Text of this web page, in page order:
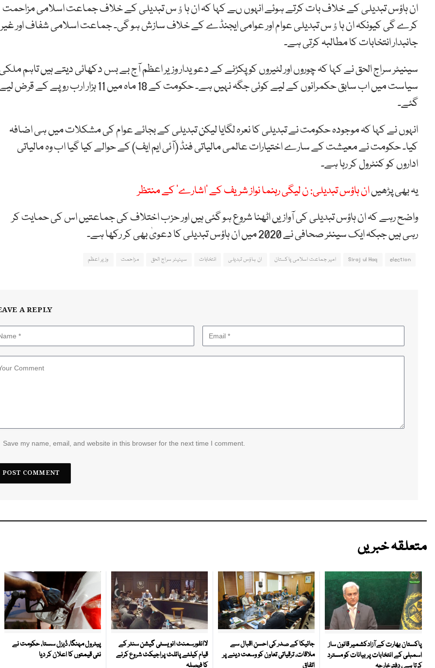
ان ہاؤس تبدیلی کے خلاف بات کرتے ہوئے انہوں ںے کہا کہ ان ہاﺅس تبدیلی کے خلاف جماعت اسلامی مزاحمت
کرے گی کیونکہ ان ہاﺅس تبدیلی عوام اور عوامی ایجنڈے کے خلاف سازش ہو گی۔ جماعت اسلامی شفاف اور غیر
جانبدار انتخابات کا مطالبہ کرتی ہے۔
سینیٹر سراج الحق نے کہا کہ چوروں اور لٹیروں کو پکڑنے کے دعویدار وزیر اعظم آج بے بس دکھائی دیتے ہیں تاہم
سیاست میں اب سابق حکمرانوں کے لیے کوئی جگہ نہیں ہے۔ حکومت کے 18 ماہ میں 11 ہزار ارب روپے کے قرض
گئے۔
انہوں نے کہا کہ موجودہ حکومت نے تبدیلی کا نعرہ لگایا لیکن تبدیلی کے بجائے عوام کی مشکلات میں ہی اضافہ
کیا۔ حکومت نے معیشت کے سارے اختیارات عالمی مالیاتی فنڈ (آئی ایم ایف) کے حوالے کیا گیا اب وہ مالیاتی
اداروں کو کنٹرول کر رہا ہے۔
یہ بھی پڑھیںان ہاؤس تبدیلی: ن لیگی رہنما نواز شریف کے ’اشارے‘ کے منتظر
واضح رہے کہ ان ہاؤس تبدیلی کی آوازیں اٹھنا شروع ہو گئی ہیں اور حزب اختلاف کی جماعتیں اس کی حمایت کر
رہی ہیں جبکہ ایک سینئر صحافی نے 2020 میں ان ہاؤس تبدیلی کا دعویٰ بھی کر رکھا ہے۔
election
Siraj ul Haq امیر جماعت اسلامی پاکستان ان ہاؤس تبدیلی انتخابات سینیٹر سراج الحق مزاحمت وزیر اعظم
A REPLY
Save my name, email, and website in this browser for the next time I comment.
متعلقہ خبریں
پاکستان بھارت کے آزادکشمیر قانون ساز
اسمبلی کے انتخابات پر بیانات کو مسترد
جائیکا کے صدر کی احسن اقبال سے
ملاقات، ترقیاتی تعاون کو وسعت دینے پر
اتفاق
لاانفورسمنٹ انویسٹی گیشن سنٹر کے
قیام کیلئے پائلٹ پراجیکٹ شروع کرنے
کا فیصلہ
پیٹرول مہنگا، ڈیزل سستا، حکومت نے
نئی قیمتوں کا اعلان کر دیا